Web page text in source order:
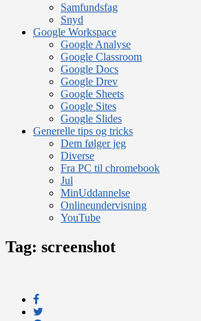
Samfundsfag
Snyd
Google Workspace
Google Analyse
Google Classroom
Google Docs
Google Drev
Google Sheets
Google Sites
Google Slides
Generelle tips og tricks
Dem følger jeg
Diverse
Fra PC til chromebook
Jul
MinUddannelse
Onlineundervisning
YouTube
Tag: screenshot